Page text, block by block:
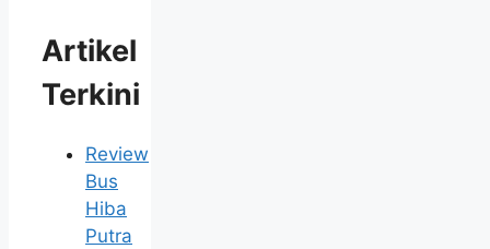
Artikel
Terkini
Review
Bus
Hiba
Putra